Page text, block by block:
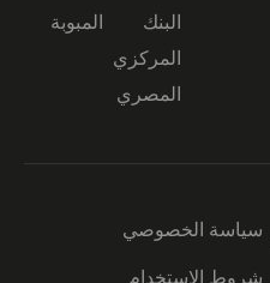
البنك
المركزي
المصري
المبوبة
سياسة الخصوصي
شروط الاستخدام